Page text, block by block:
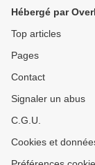
Hébergé par
Top articles
Pages
Contact
Signaler un abus
C.G.U.
Cookies et